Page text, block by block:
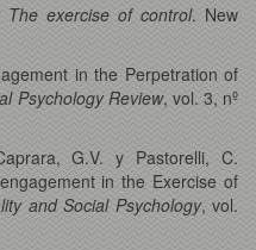
The exercise of control. New
in the Perpetration of
Psychology Review, vol. 3, nº
G.V. y Pastorelli, C.
in the Exercise of
and Social Psychology, vol.